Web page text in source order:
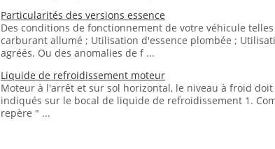
Particularités des versions essence
Des conditions de fonctionnement de votre véhicule
carburant allumé ; Utilisation d'essence plombée ;
agréés. Ou des anomalies de f ...
Liquide de refroidissement moteur
Moteur à l'arrêt et sur sol horizontal, le niveau à froid
indiqués sur le bocal de liquide de refroidissement 1.
repère " ...